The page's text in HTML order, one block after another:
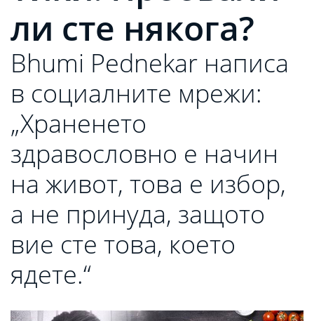
ли сте някога?
Bhumi Pednekar написа
в социалните мрежи:
„Храненето
здравословно е начин
на живот, това е избор,
а не принуда, защото
вие сте това, което
ядете.“